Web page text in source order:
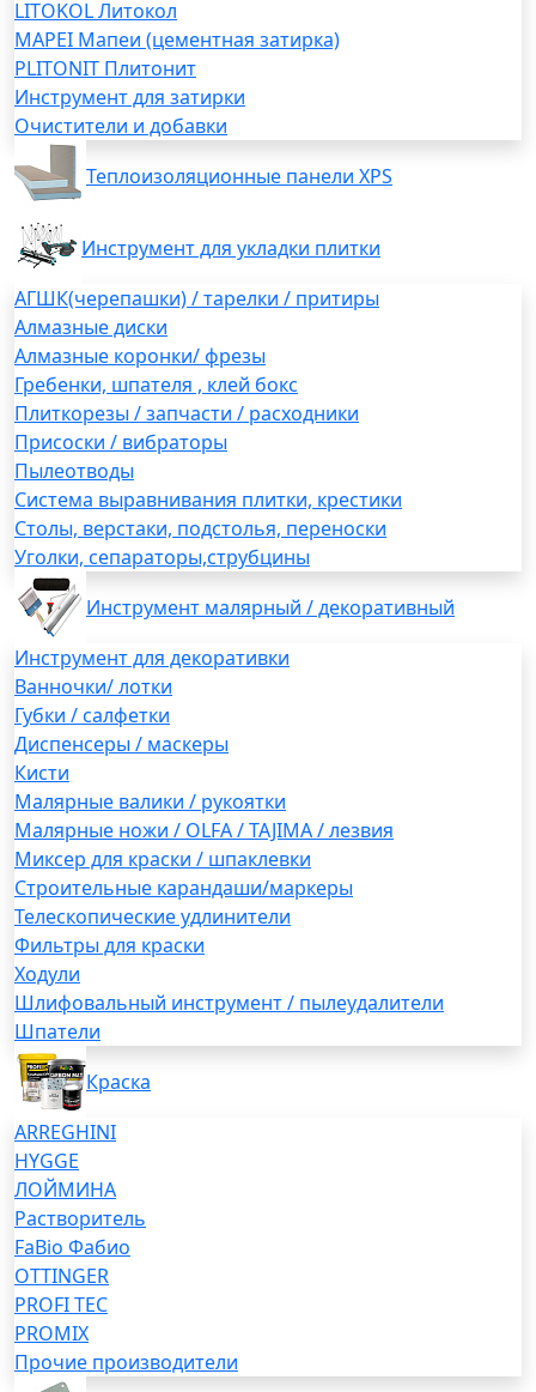
LITOKOL Литокол
MAPEI Мапеи (цементная затирка)
PLITONIT Плитонит
Инструмент для затирки
Очистители и добавки
Теплоизоляционные панели XPS
Инструмент для укладки плитки
АГШК(черепашки) / тарелки / притиры
Алмазные диски
Алмазные коронки/ фрезы
Гребенки, шпателя , клей бокс
Плиткорезы / запчасти / расходники
Присоски / вибраторы
Пылеотводы
Система выравнивания плитки, крестики
Столы, верстаки, подстолья, переноски
Уголки, сепараторы,струбцины
Инструмент малярный / декоративный
Инструмент для декоративки
Ванночки/ лотки
Губки / салфетки
Диспенсеры / маскеры
Кисти
Малярные валики / рукоятки
Малярные ножи / OLFA / TAJIMA / лезвия
Миксер для краски / шпаклевки
Строительные карандаши/маркеры
Телескопические удлинители
Фильтры для краски
Ходули
Шлифовальный инструмент / пылеудалители
Шпатели
Краска
ARREGHINI
HYGGE
ЛОЙМИНА
Растворитель
FaBio Фабио
OTTINGER
PROFI TEC
PROMIX
Прочие производители